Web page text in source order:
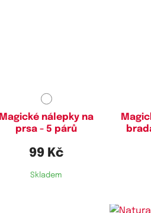
Magické nálepky na
prsa - 5 párů
99 Kč
Skladem